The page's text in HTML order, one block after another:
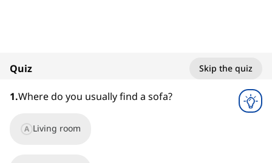
1x
Quiz Skip the quiz
1.Where do you usually find a sofa?
A Living room